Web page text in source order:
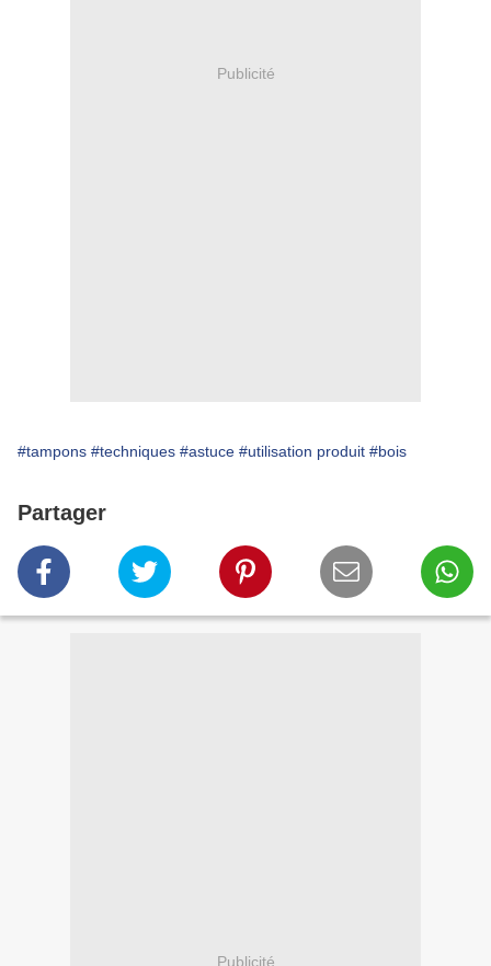
Publicité
#tampons #techniques #astuce #utilisation produit #bois
Partager
Publicité